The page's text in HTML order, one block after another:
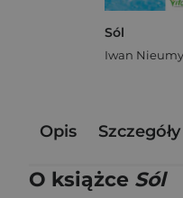
Sól
Iwan
Opis
O książce Sól